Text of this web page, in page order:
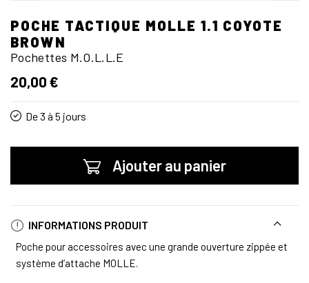
POCHE TACTIQUE MOLLE 1.1 COYOTE
BROWN
Pochettes M.O.L.L.E
20,00 €
De 3 à 5 jours
Ajouter au panier
INFORMATIONS PRODUIT
Poche pour accessoires avec une grande ouverture zippée et
système d’attache MOLLE.